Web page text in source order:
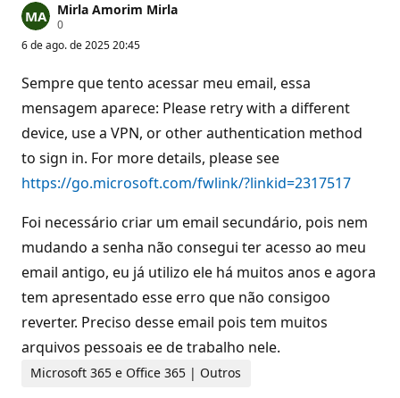
Mirla Amorim Mirla
0P
n
o
s
d
e
r
e
p
t
ã
6 de ago. de 2025 20:45
Sempre que tento acessar meu email, essa
mensagem aparece: Please retry with a different
device, use a VPN, or other authentication method
to sign in. For more details, please see
https://go.microsoft.com/fwlink/?linkid=2317517
Foi necessário criar um email secundário, pois nem
mudando a senha não consegui ter acesso ao meu
email antigo, eu já utilizo ele há muitos anos e agora
tem apresentado esse erro que não consigoo
reverter. Preciso desse email pois tem muitos
arquivos pessoais ee de trabalho nele.
Microsoft 365 e Office 365 | Outros